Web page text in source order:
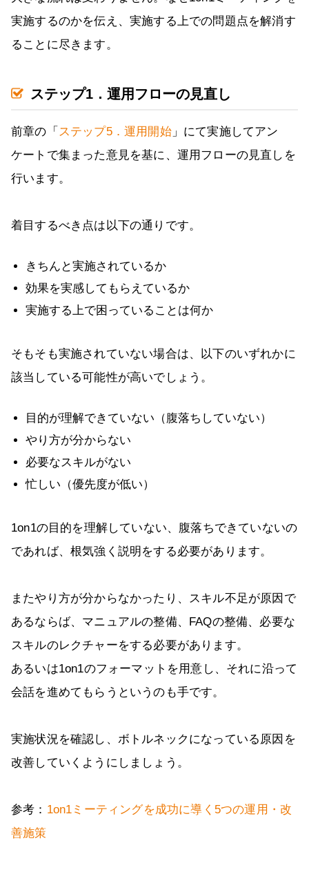
実施するのかを伝え、実施する上での問題点を解消す
ることに尽きます。
ステップ1．運用フローの見直し
前章の「 ステップ5．運用開始」にて実施してアン
ケートで集まった意見を基に、運用フローの見直しを
行います。
着目するべき点は以下の通りです。
きちんと実施されているか
効果を実感してもらえているか
実施する上で困っていることは何か
そもそも実施されていない場合は、以下のいずれかに
該当している可能性が高いでしょう。
目的が理解できていない（腹落ちしていない）
やり方が分からない
必要なスキルがない
忙しい（優先度が低い）
1on1の目的を理解していない、腹落ちできていないの
であれば、根気強く説明をする必要があります。
またやり方が分からなかったり、スキル不足が原因で
あるならば、マニュアルの整備、FAQの整備、必要な
スキルのレクチャーをする必要があります。
あるいは1on1のフォーマットを用意し、それに沿って
会話を進めてもらうというのも手です。
実施状況を確認し、ボトルネックになっている原因を
改善していくようにしましょう。
参考： 1on1ミーティングを成功に導く5つの運用・改
善施策